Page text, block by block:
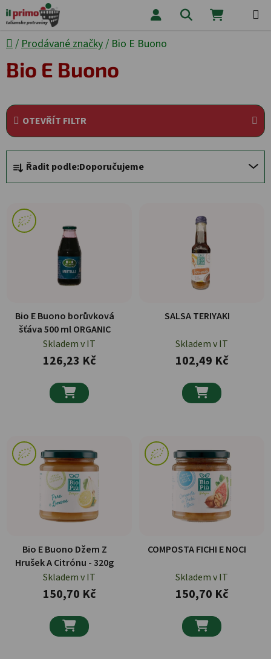
Přejít na obsah Hledat
Domů
/ Prodávané značky/ Bio E Buono
Bio E Buono
OTEVŘÍT FILTR
Řazení produktů
Řadit podle:Doporučujeme
Bio E Buono borůvková
šťáva 500 ml ORGANIC
Skladem v IT
126,23 Kč

SALSA TERIYAKI
Skladem v IT
102,49 Kč

Bio E Buono Džem Z
Hrušek A Citrónu - 320g
Skladem v IT
150,70 Kč

COMPOSTA FICHI E NOCI
Skladem v IT
150,70 Kč
